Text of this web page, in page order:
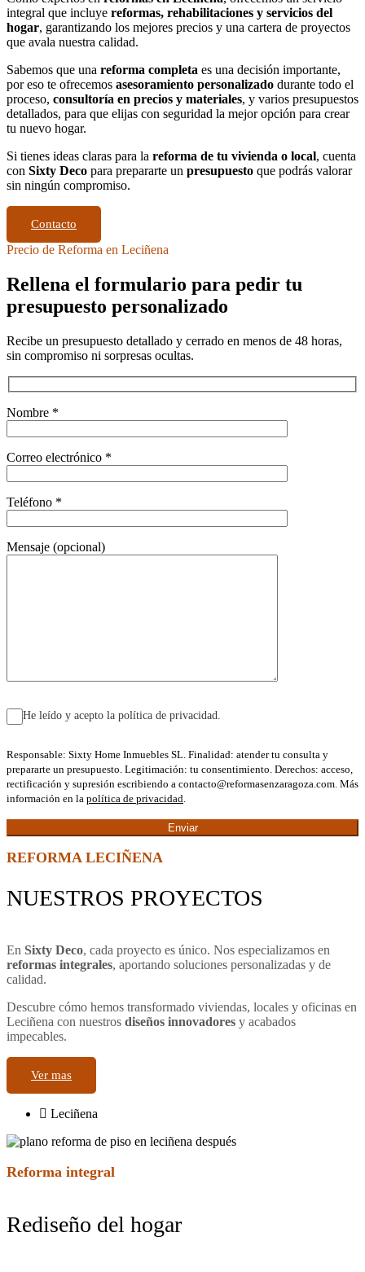
integral que incluye reformas, rehabilitaciones y servicios del
hogar, garantizando los mejores precios y una cartera de proyectos
que avala nuestra calidad.
Sabemos que una reforma completa es una decisión importante,
por eso te ofrecemos asesoramiento personalizado durante todo el
proceso, consultoría en precios y materiales, y varios presupuestos
detallados, para que elijas con seguridad la mejor opción para crear
tu nuevo hogar.
Si tienes ideas claras para la reforma de tu vivienda o local, cuenta
con Sixty Deco para prepararte un presupuesto que podrás valorar
sin ningún compromiso.
Contacto
Precio de Reforma en Leciñena
Rellena el formulario para pedir tu
presupuesto personalizado
Recibe un presupuesto detallado y cerrado en menos de 48 horas,
sin compromiso ni sorpresas ocultas.
Nombre *
Correo electrónico *
Teléfono *
Mensaje (opcional)
He leído y acepto la política de privacidad.
Responsable: Sixty Home Inmuebles SL. Finalidad: atender tu consulta y
prepararte un presupuesto. Legitimación: tu consentimiento. Derechos: acceso,
rectificación y supresión escribiendo a contacto@reformasenzaragoza.com. Más
información en la política de privacidad
REFORMA LECIÑENA
NUESTROS PROYECTOS
En Sixty Deco, cada proyecto es único. Nos especializamos en
reformas integrales, aportando soluciones personalizadas y de
calidad.
Descubre cómo hemos transformado viviendas, locales y oficinas en
Leciñena con nuestros diseños innovadores y acabados
impecables.
Ver mas
Leciñena
Reforma integral
Rediseño del hogar